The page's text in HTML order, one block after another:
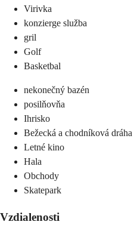
Virivka
konzierge služba
gril
Golf
Basketbal
nekonečný bazén
posilňovňa
Ihrisko
Bežecká a chodníková dráha
Letné kino
Hala
Obchody
Skatepark
Vzdialenosti